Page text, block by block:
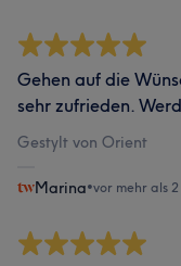
Gehen auf die
sehr zufrieden.
Gestylt von Orient
Marina•vor mehr als 2